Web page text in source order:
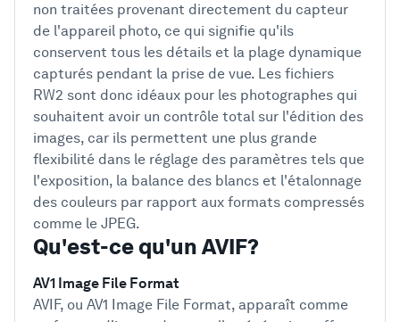
non traitées provenant directement du capteur
de l'appareil photo, ce qui signifie qu'ils
conservent tous les détails et la plage dynamique
capturés pendant la prise de vue. Les fichiers
RW2 sont donc idéaux pour les photographes qui
souhaitent avoir un contrôle total sur l'édition des
images, car ils permettent une plus grande
flexibilité dans le réglage des paramètres tels que
l'exposition, la balance des blancs et l'étalonnage
des couleurs par rapport aux formats compressés
comme le JPEG.
Qu'est-ce qu'un AVIF?
AV1 Image File Format
AVIF, ou AV1 Image File Format, apparaît comme